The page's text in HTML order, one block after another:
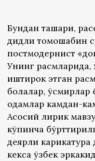
Бундан ташқари,
дидли томошабин
постмодернист
Унинг расмларида,
иштирок этган
болалар, ўсмирлар
одамлар камдан-
Асосий лирик
кўпинча
деярли карикатура
кекса ўзбек